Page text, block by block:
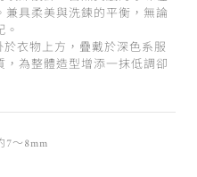
具柔美與洗鍊的平衡，無論
衣物上方，疊戴於深色系服
為整體造型增添一抹低調卻
7～8mm